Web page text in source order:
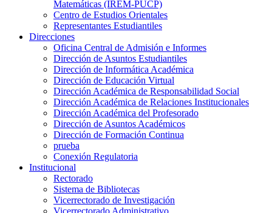
Matemáticas (IREM-PUCP)
Centro de Estudios Orientales
Representantes Estudiantiles
Direcciones
Oficina Central de Admisión e Informes
Dirección de Asuntos Estudiantiles
Dirección de Informática Académica
Dirección de Educación Virtual
Dirección Académica de Responsabilidad Social
Dirección Académica de Relaciones Institucionales
Dirección Académica del Profesorado
Dirección de Asuntos Académicos
Dirección de Formación Continua
prueba
Conexión Regulatoria
Institucional
Rectorado
Sistema de Bibliotecas
Vicerrectorado de Investigación
Vicerrectorado Administrativo